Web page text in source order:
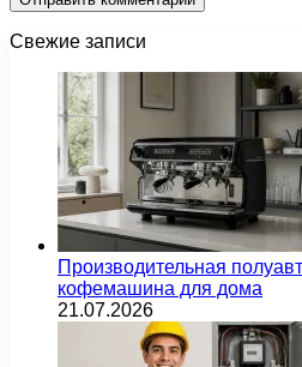
Свежие записи
Производительная
кофемашина для дома
21.07.2026